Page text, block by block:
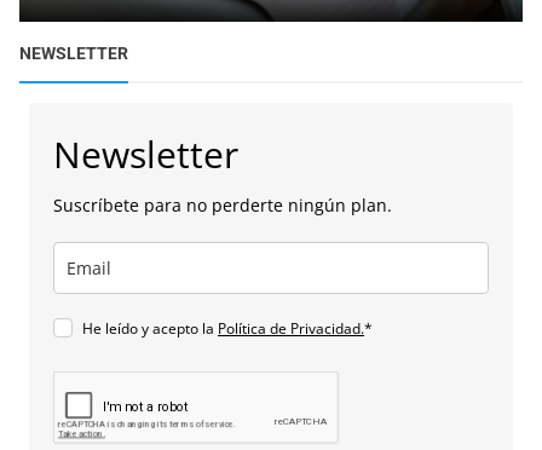
NEWSLETTER
Newsletter
Suscríbete para no perderte ningún plan.
He leído y acepto la Política de Privacidad.*